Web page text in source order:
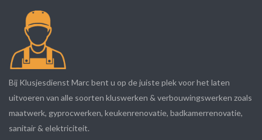
Bij Klusjesdienst Marc bent u op de juiste plek voor het laten
uitvoeren van alle soorten kluswerken & verbouwingswerken zoals
maatwerk, gyprocwerken, keukenrenovatie, badkamerrenovatie,
sanitair & elektriciteit.